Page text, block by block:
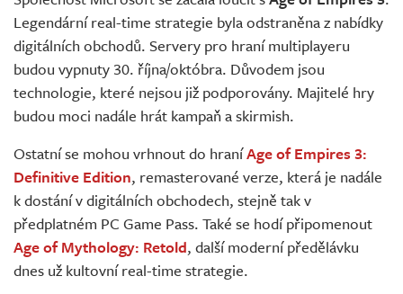
Živě
Legendární real-time strategie byla odstraněna z nabídky
digitálních obchodů. Servery pro hraní multiplayeru
budou vypnuty 30. října/októbra. Důvodem jsou
technologie, které nejsou již podporovány. Majitelé hry
budou moci nadále hrát kampaň a skirmish.
Ostatní se mohou vrhnout do hraníAge of Empires 3:
Definitive Edition, remasterované verze, která je nadále
k dostání v digitálních obchodech, stejně tak v
předplatném PC Game Pass. Také se hodí připomenout
Age of Mythology: Retold, další moderní předělávku
dnes už kultovní real-time strategie.